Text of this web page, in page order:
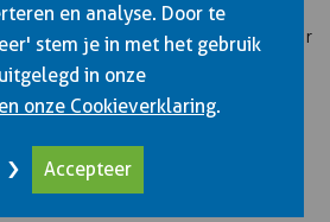
tot de trekhaak zich net onder
op de trekhaak en
kabel of veiligheidsketting
en analyse. Door te
stem je in met het gebruik
in onze
onze Cookieverklaring.
Accepteer